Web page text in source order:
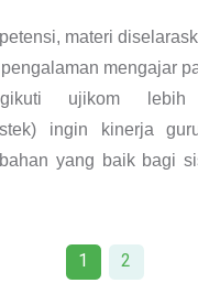
materi
mengajar
ujikom
ingin kinerja
yang baik bagi
1 2